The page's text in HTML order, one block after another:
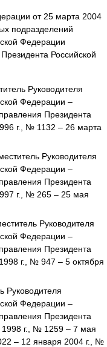
от 25 марта 2004
подразделений
Федерации
Российской
Руководителя
Федерации –
Президента
г., № 1132 – 26 марта
Руководителя
Федерации –
Президента
г., № 265 – 25 мая
Руководителя
Федерации –
Президента
г., № 947 – 5 октября
Руководителя
Федерации –
Президента
1998 г., № 1259 – 7 мая
– 12 января 2004 г., №